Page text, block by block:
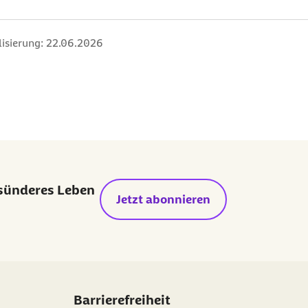
22.06.2026
Leben
Jetzt abonnieren
Barrierefreiheit